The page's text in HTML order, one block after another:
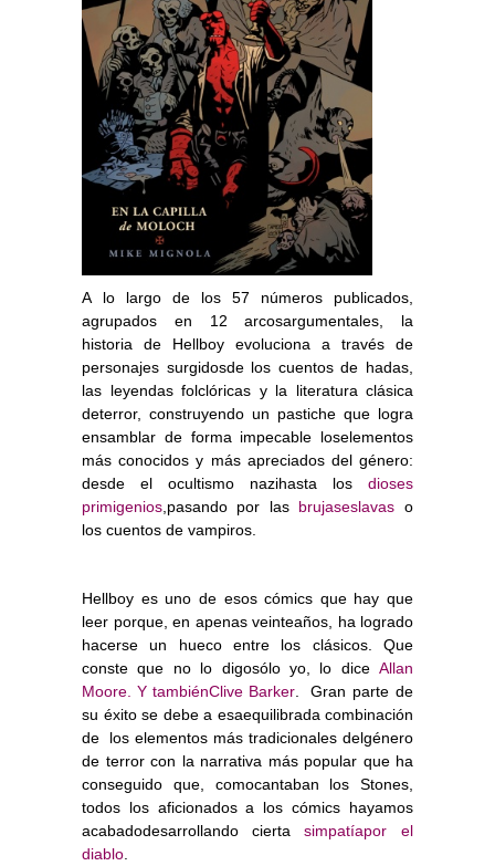
A lo largo de los 57 números publicados,
agrupados en 12 arcosargumentales, la
historia de Hellboy evoluciona a través de
personajes surgidosde los cuentos de hadas,
las leyendas folclóricas y la literatura clásica
deterror, construyendo un pastiche que logra
ensamblar de forma impecable loselementos
más conocidos y más apreciados del género:
desde el ocultismo nazihasta los dioses
primigenios ,pasando por las brujaseslavas o
los cuentos de vampiros.
Hellboy es uno de esos cómics que hay que
leer porque, en apenas veinteaños, ha logrado
hacerse un hueco entre los clásicos. Que
conste que no lo digosólo yo, lo dice Allan
Moore. Y tambiénClive Barker
Gran parte de
su éxito se debe a esaequilibrada combinación
de
los elementos más tradicionales delgénero
de terror con la narrativa más popular que ha
conseguido que, comocantaban los Stones,
todos los aficionados a los cómics hayamos
acabadodesarrollando cierta simpatíapor el
diablo